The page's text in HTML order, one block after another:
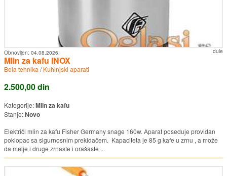
dule
Obnovljen: 04.08.2026.
Mlin za kafu INOX
Bela tehnika /Kuhinjski aparati
2.500,00 din
Kategorije:Mlin za kafu
Stanje:Novo
Električi mlin za kafu Fisher Germany snage 160w. Aparat poseduje providan
poklopac sa sigurnosnim prekidačem. Kapaciteta je 85 g kafe u zrnu , a može
da melje i druge zrnaste i orašaste ...